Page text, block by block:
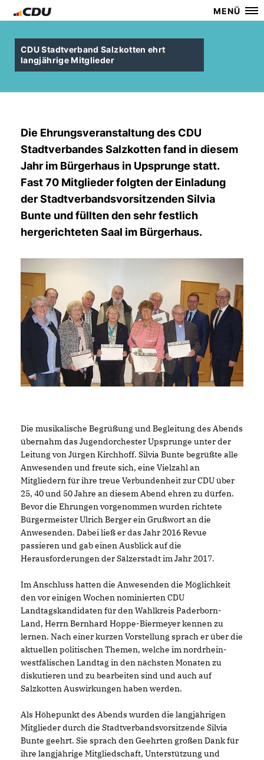
MENÜ
CDU Stadtverband Salzkotten ehrt
langjährige Mitglieder
Die Ehrungsveranstaltung des CDU
Stadtverbandes Salzkotten fand in diesem
Jahr im Bürgerhaus in Upsprunge statt.
Fast 70 Mitglieder folgten der Einladung
der Stadtverbandsvorsitzenden Silvia
Bunte und füllten den sehr festlich
hergerichteten Saal im Bürgerhaus.
Die musikalische Begrüßung und Begleitung des Abends
übernahm das Jugendorchester Upsprunge unter der
Leitung von Jürgen Kirchhoff. Silvia Bunte begrüßte alle
Anwesenden und freute sich, eine Vielzahl an
Mitgliedern für ihre treue Verbundenheit zur CDU über
25, 40 und 50 Jahre an diesem Abend ehren zu dürfen.
Bevor die Ehrungen vorgenommen wurden richtete
Bürgermeister Ulrich Berger ein Grußwort an die
Anwesenden. Dabei ließ er das Jahr 2016 Revue
passieren und gab einen Ausblick auf die
Herausforderungen der Sälzerstadt im Jahr 2017.
Im Anschluss hatten die Anwesenden die Möglichkeit
den vor einigen Wochen nominierten CDU
Landtagskandidaten für den Wahlkreis Paderborn-
Land, Herrn Bernhard Hoppe-Biermeyer kennen zu
lernen. Nach einer kurzen Vorstellung sprach er über die
aktuellen politischen Themen, welche im nordrhein-
westfälischen Landtag in den nächsten Monaten zu
diskutieren und zu bearbeiten sind und auch auf
Salzkotten Auswirkungen haben werden.
Als Höhepunkt des Abends wurden die langjährigen
Mitglieder durch die Stadtverbandsvorsitzende Silvia
Bunte geehrt. Sie sprach den Geehrten großen Dank für
ihre langjährige Mitgliedschaft, Unterstützung und